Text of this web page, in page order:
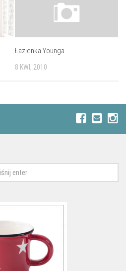
Łazienka Younga
8 KWI, 2010